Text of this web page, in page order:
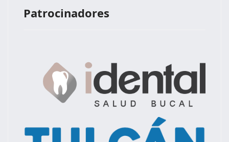
Patrocinadores